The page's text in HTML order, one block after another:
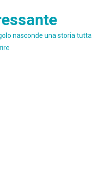
nasconde una storia tutta